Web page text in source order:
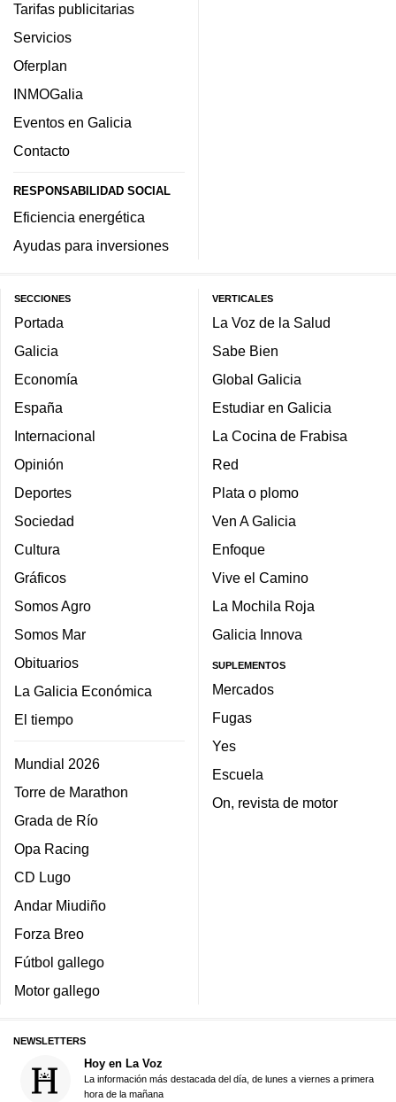
Tarifas publicitarias
Servicios
Oferplan
INMOGalia
Eventos en Galicia
Contacto
RESPONSABILIDAD SOCIAL
Eficiencia energética
Ayudas para inversiones
SECCIONES
Portada
Galicia
Economía
España
Internacional
Opinión
Deportes
Sociedad
Cultura
Gráficos
Somos Agro
Somos Mar
Obituarios
La Galicia Económica
El tiempo
Mundial 2026
Torre de Marathon
Grada de Río
Opa Racing
CD Lugo
Andar Miudiño
Forza Breo
Fútbol gallego
Motor gallego
VERTICALES
La Voz de la Salud
Sabe Bien
Global Galicia
Estudiar en Galicia
La Cocina de Frabisa
Red
Plata o plomo
Ven A Galicia
Enfoque
Vive el Camino
La Mochila Roja
Galicia Innova
SUPLEMENTOS
Mercados
Fugas
Yes
Escuela
On, revista de motor
NEWSLETTERS
Hoy en La Voz
La información más destacada del día, de lunes a viernes a primera
hora de la mañana